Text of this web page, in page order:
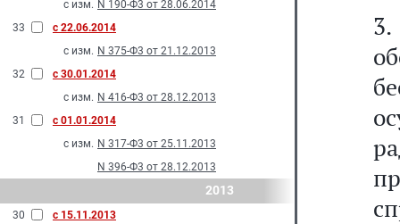
с изм. N 190-Ф3 от 28.06.2014
33
с 22.06.2014
с изм. N 375-Ф3 от 21.12.2013
32
с 30.01.2014
с изм. N 416-Ф3 от 28.12.2013
31
с 01.01.2014
с изм. N 317-Ф3 от 25.11.2013
N 396-Ф3 от 28.12.2013
2013
30
с 15.11.2013